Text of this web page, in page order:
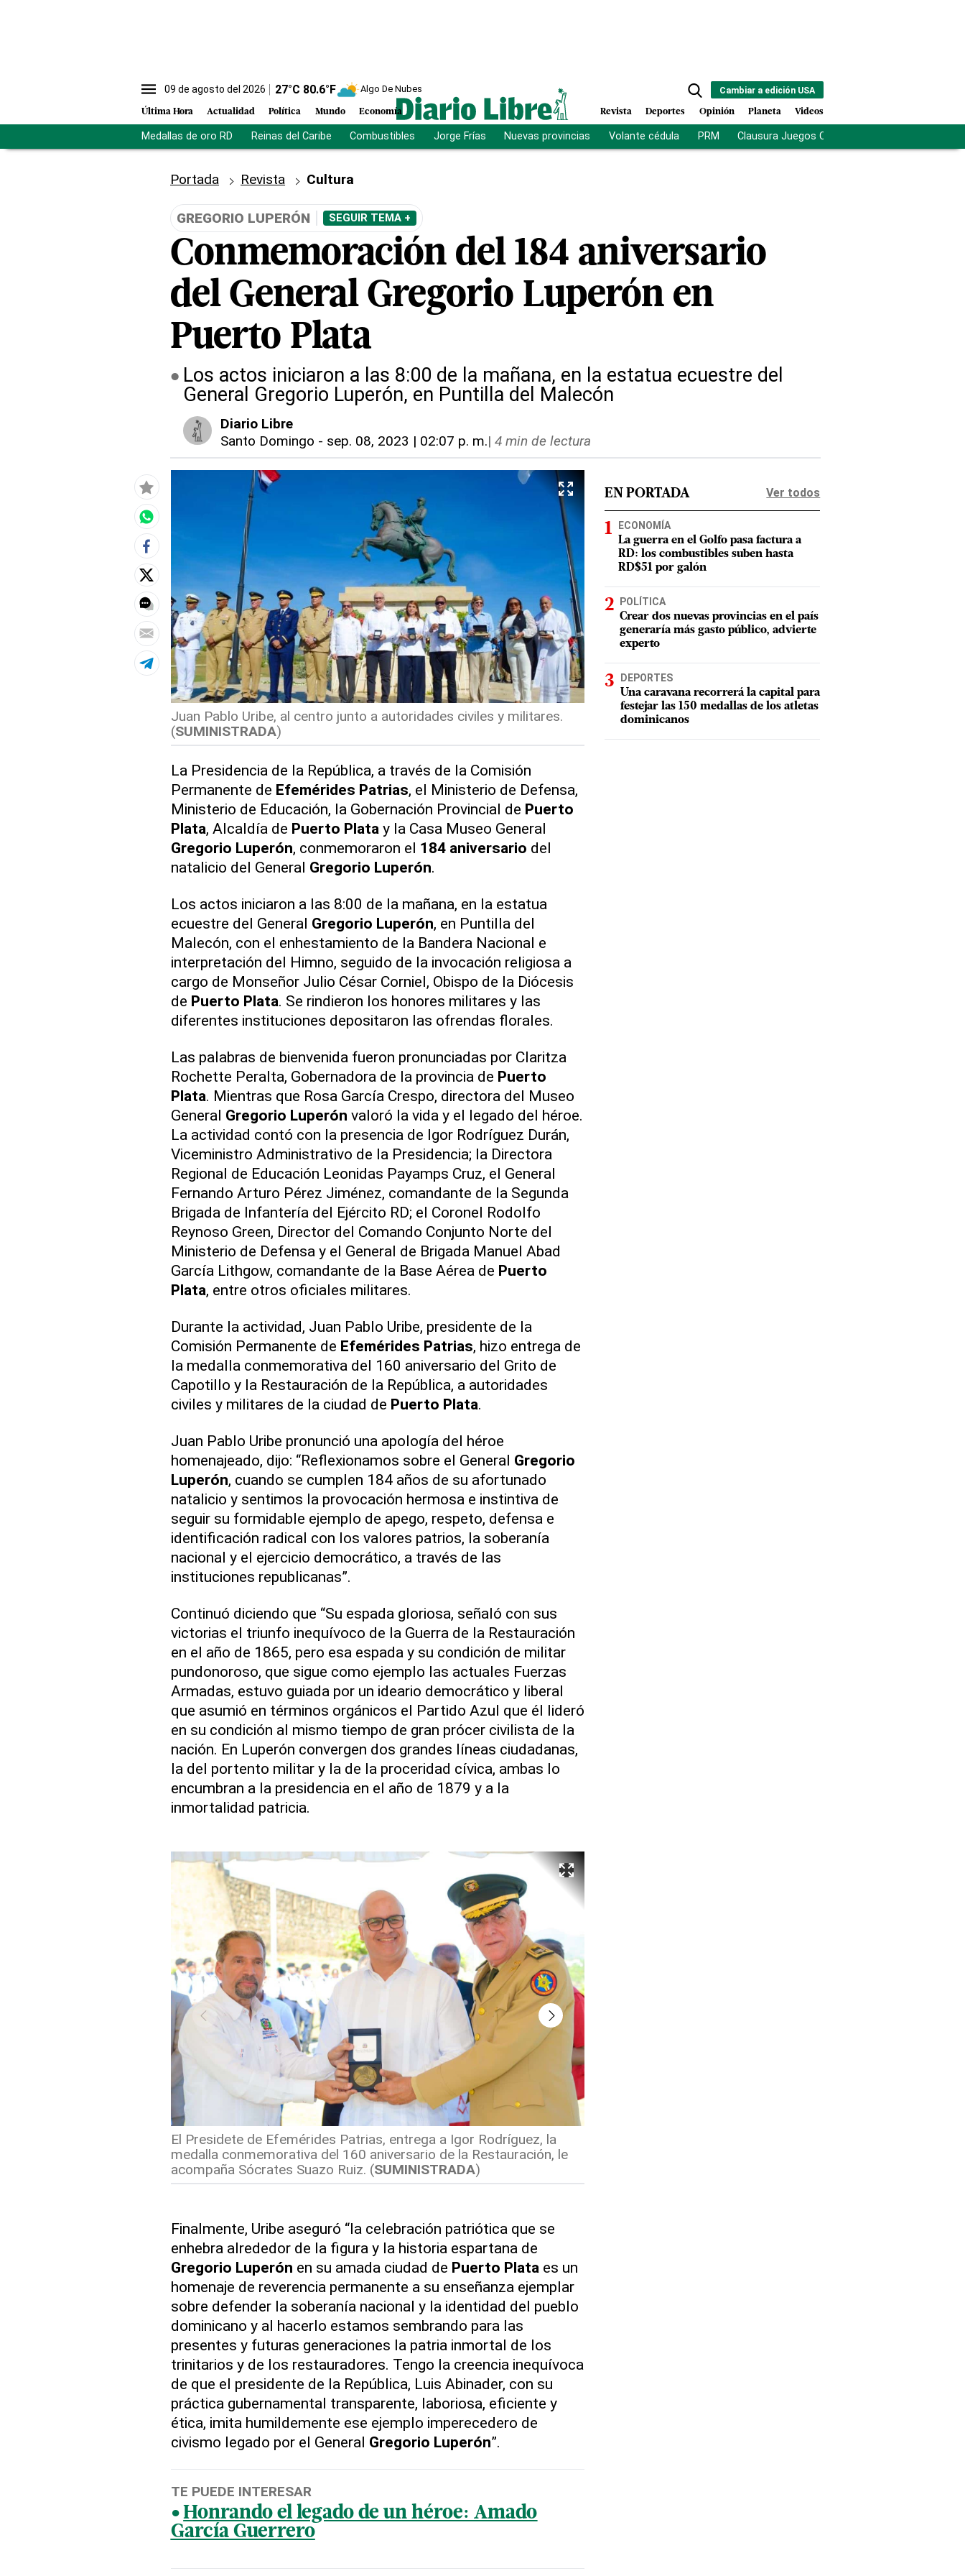
09 de agosto del 2026 27°C 80.6°F Algo De Nubes
Última Hora Actualidad Política Mundo Economía
Cambiar a edición USA
Revista Deportes Opinión Planeta Videos
Medallas de oro RD Reinas del Caribe Combustibles Jorge Frías Nuevas provincias Volante cédula PRM Clausura Juegos Centroamericanos
Portada Revista Cultura
GREGORIO LUPERÓN SEGUIR TEMA +
Conmemoración del 184 aniversario
del General Gregorio Luperón en
Puerto Plata
Los actos iniciaron a las 8:00 de la mañana, en la estatua ecuestre del
General Gregorio Luperón, en Puntilla del Malecón
Diario Libre
Santo Domingo - sep. 08, 2023 | 02:07 p. m.| 4 min de lectura
Juan Pablo Uribe, al centro junto a autoridades civiles y militares.
(SUMINISTRADA)
La Presidencia de la República, a través de la Comisión
Permanente de Efemérides Patrias, el Ministerio de Defensa,
Ministerio de Educación, la Gobernación Provincial de Puerto
Plata, Alcaldía de Puerto Plata y la Casa Museo General
Gregorio Luperón, conmemoraron el 184 aniversario del
natalicio del General Gregorio Luperón.
Los actos iniciaron a las 8:00 de la mañana, en la estatua
ecuestre del General Gregorio Luperón, en Puntilla del
Malecón, con el enhestamiento de la Bandera Nacional e
interpretación del Himno, seguido de la invocación religiosa a
cargo de Monseñor Julio César Corniel, Obispo de la Diócesis
de Puerto Plata. Se rindieron los honores militares y las
diferentes instituciones depositaron las ofrendas florales.
Las palabras de bienvenida fueron pronunciadas por Claritza
Rochette Peralta, Gobernadora de la provincia de Puerto
Plata. Mientras que Rosa García Crespo, directora del Museo
General Gregorio Luperón valoró la vida y el legado del héroe.
La actividad contó con la presencia de Igor Rodríguez Durán,
Viceministro Administrativo de la Presidencia; la Directora
Regional de Educación Leonidas Payamps Cruz, el General
Fernando Arturo Pérez Jiménez, comandante de la Segunda
Brigada de Infantería del Ejército RD; el Coronel Rodolfo
Reynoso Green, Director del Comando Conjunto Norte del
Ministerio de Defensa y el General de Brigada Manuel Abad
García Lithgow, comandante de la Base Aérea de Puerto
Plata, entre otros oficiales militares.
Durante la actividad, Juan Pablo Uribe, presidente de la
Comisión Permanente de Efemérides Patrias, hizo entrega de
la medalla conmemorativa del 160 aniversario del Grito de
Capotillo y la Restauración de la República, a autoridades
civiles y militares de la ciudad de Puerto Plata.
Juan Pablo Uribe pronunció una apología del héroe
homenajeado, dijo: “Reflexionamos sobre el General Gregorio
Luperón, cuando se cumplen 184 años de su afortunado
natalicio y sentimos la provocación hermosa e instintiva de
seguir su formidable ejemplo de apego, respeto, defensa e
identificación radical con los valores patrios, la soberanía
nacional y el ejercicio democrático, a través de las
instituciones republicanas”.
Continuó diciendo que “Su espada gloriosa, señaló con sus
victorias el triunfo inequívoco de la Guerra de la Restauración
en el año de 1865, pero esa espada y su condición de militar
pundonoroso, que sigue como ejemplo las actuales Fuerzas
Armadas, estuvo guiada por un ideario democrático y liberal
que asumió en términos orgánicos el Partido Azul que él lideró
en su condición al mismo tiempo de gran prócer civilista de la
nación. En Luperón convergen dos grandes líneas ciudadanas,
la del portento militar y la de la proceridad cívica, ambas lo
encumbran a la presidencia en el año de 1879 y a la
inmortalidad patricia.
El Presidete de Efemérides Patrias, entrega a Igor Rodríguez, la
medalla conmemorativa del 160 aniversario de la Restauración, le
acompaña Sócrates Suazo Ruiz. (SUMINISTRADA)
Finalmente, Uribe aseguró “la celebración patriótica que se
enhebra alrededor de la figura y la historia espartana de
Gregorio Luperón en su amada ciudad de Puerto Plataes un
homenaje de reverencia permanente a su enseñanza ejemplar
sobre defender la soberanía nacional y la identidad del pueblo
dominicano y al hacerlo estamos sembrando para las
presentes y futuras generaciones la patria inmortal de los
trinitarios y de los restauradores. Tengo la creencia inequívoca
de que el presidente de la República, Luis Abinader, con su
práctica gubernamental transparente, laboriosa, eficiente y
ética, imita humildemente ese ejemplo imperecedero de
civismo legado por el General Gregorio Luperón”.
TE PUEDE INTERESAR
Honrando el legado de un héroe: Amado
García Guerrero
EN PORTADA Ver todos
ECONOMÍA
La guerra en el Golfo pasa factura a
RD: los combustibles suben hasta
RD$51 por galón
POLÍTICA
Crear dos nuevas provincias en el país
generaría más gasto público, advierte
experto
DEPORTES
Una caravana recorrerá la capital para
festejar las 150 medallas de los atletas
dominicanos